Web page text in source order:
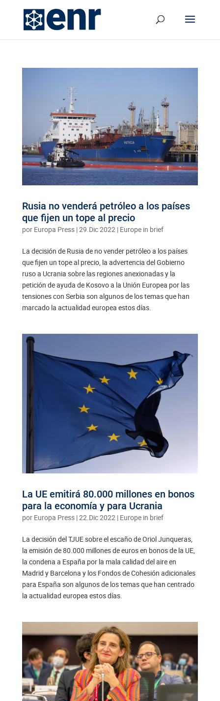
Rusia no venderá petróleo a los países
que fijen un tope al precio
por Europa Press|29.Dic 2022| Europe in brief
La decisión de Rusia de no vender petróleo a los países
que fijen un tope al precio, la advertencia del Gobierno
ruso a Ucrania sobre las regiones anexionadas y la
petición de ayuda de Kosovo a la Unión Europea por las
tensiones con Serbia son algunos de los temas que han
marcado la actualidad europea estos días.
La UE emitirá 80.000 millones en bonos
para la economía y para Ucrania
por Europa Press|22.Dic 2022 | Europe in brief
La decisión del TJUE sobre el escaño de Oriol Junqueras,
la emisión de 80.000 millones de euros en bonos de la UE,
la condena a España por la mala calidad del aire en
Madrid y Barcelona y los Fondos de Cohesión adicionales
para España son algunos de los temas que han centrado
la actualidad europea estos días.